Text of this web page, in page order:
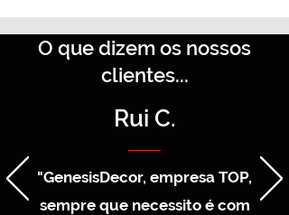
O que dizem os nossos
clientes...
Rui C.
"GenesisDecor, empresa TOP,
sempre que necessito é com